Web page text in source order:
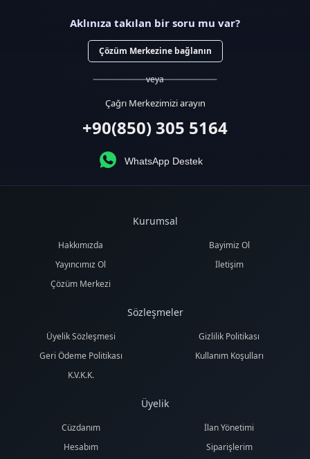
Aklınıza takılan bir soru mu var?
Çözüm Merkezine bağlanın
veya
Çağrı Merkezimizi arayın
+90(850) 305 5164
WhatsApp Destek
Kurumsal
Hakkımızda
Bayimiz Ol
Yayıncımız Ol
İletişim
Çözüm Merkezi
Sözleşmeler
Üyelik Sözleşmesi
Gizlilik Politikası
Geri Ödeme Politikası
Kullanım Koşulları
K.V.K.K.
Üyelik
Cüzdanım
İlan Yönetimi
Hesabım
Siparişlerim